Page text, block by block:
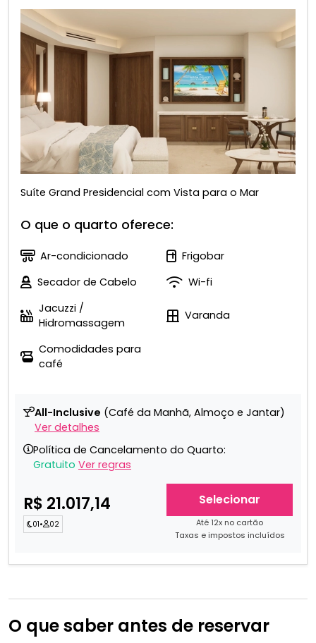
Suíte Grand Presidencial com Vista para o Mar
O que o quarto oferece:
Ar-condicionado
Frigobar
Secador de Cabelo
Wi-fi
Jacuzzi /
Hidromassagem
Varanda
Comodidades para
café
All-Inclusive (Café da Manhã, Almoço e Jantar)
Ver detalhes
Política de Cancelamento do Quarto:
Gratuito Ver regras
R$ 21.017,14
01• 02
Selecionar
Até 12x no cartão
Taxas e impostos incluídos
O que saber antes de reservar